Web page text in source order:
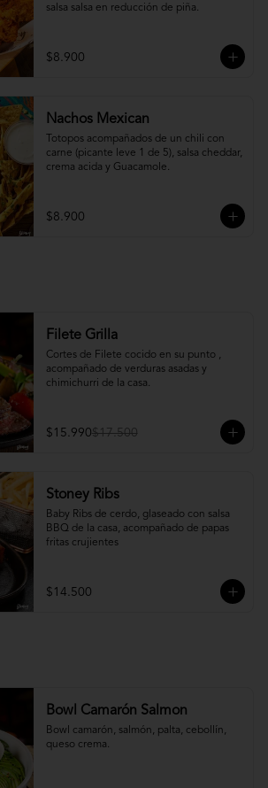
salsa salsa en reducción de piña.
$8.900
Nachos Mexican
Totopos acompañados de un chili con
carne (picante leve 1 de 5), salsa cheddar,
crema acida y Guacamole.
$8.900
Filete Grilla
Cortes de Filete cocido en su punto ,
acompañado de verduras asadas y
chimichurri de la casa.
$15.990$17.500
Stoney Ribs
Baby Ribs de cerdo, glaseado con salsa
BBQ de la casa, acompañado de papas
fritas crujientes
$14.500
Bowl Camarón Salmon
Bowl camarón, salmón, palta, cebollín,
queso crema.